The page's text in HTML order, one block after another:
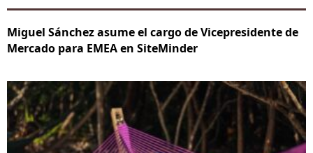
Miguel Sánchez asume el cargo de Vicepresidente de
Mercado para EMEA en SiteMinder